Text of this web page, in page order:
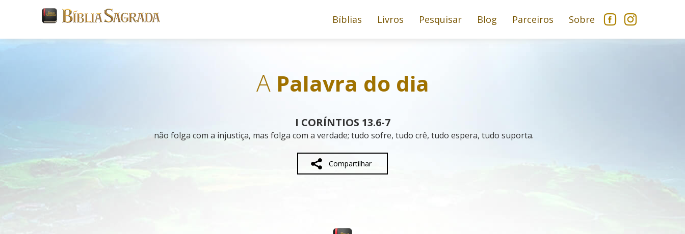
Bíblias Livros Pesquisar Blog Parceiros Sobre
APalavra do dia
I CORÍNTIOS 13.6-7
não folga com a injustiça, mas folga com a verdade; tudo sofre, tudo crê, tudo espera, tudo suporta.
Compartilhar